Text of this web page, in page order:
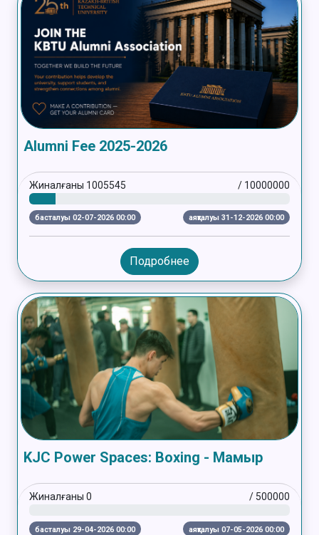
Alumni Fee 2025-2026
Жиналғаны 1005545 / 10000000
басталуы 02-07-2026 00:00 аяқталуы 31-12-2026 00:00
Подробнее
KJC Power Spaces: Boxing - Мамыр
Жиналғаны 0 / 500000
басталуы 29-04-2026 00:00 аяқталуы 07-05-2026 00:00